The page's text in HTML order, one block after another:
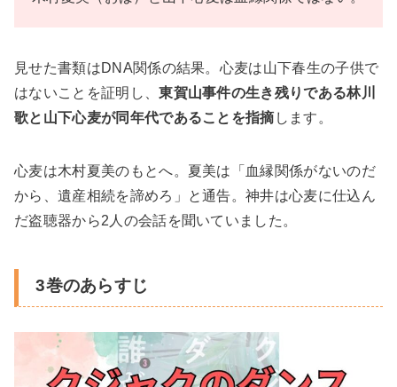
見せた書類はDNA関係の結果。心麦は山下春生の子供で
はないことを証明し、東賀山事件の生き残りである林川
歌と山下心麦が同年代であることを指摘します。
心麦は木村夏美のもとへ。夏美は「血縁関係がないのだ
から、遺産相続を諦めろ」と通告。神井は心麦に仕込ん
だ盗聴器から2人の会話を聞いていました。
3巻のあらすじ